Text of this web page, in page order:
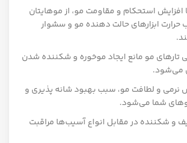
استحکام و مقاومت مو، از موهایتان
حرارت ابزارهای حالت دهنده مو و سشوار
تارهای مو مانع ایجاد موخوره و شکننده شدن
می‌شود.
نرمی و لطافت مو، سبب بهبود شانه پذیری و
شما می‌شود.
و شکننده در مقابل انواع آسیب‌ها مراقبت